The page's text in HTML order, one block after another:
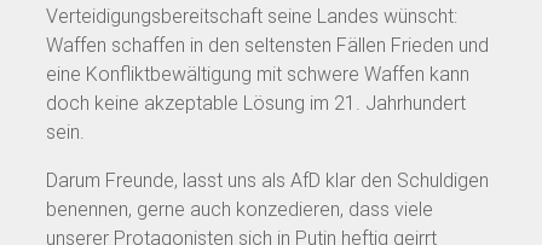
Verteidigungsbereitschaft seine Landes wünscht:
Waffen schaffen in den seltensten Fällen Frieden und
eine Konfliktbewältigung mit schwere Waffen kann
doch keine akzeptable Lösung im 21. Jahrhundert
sein.
Darum Freunde, lasst uns als AfD klar den Schuldigen
benennen, gerne auch konzedieren, dass viele
unserer Protagonisten sich in Putin heftig geirrt